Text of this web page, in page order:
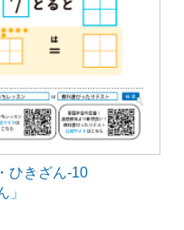
ひきざん-10
」